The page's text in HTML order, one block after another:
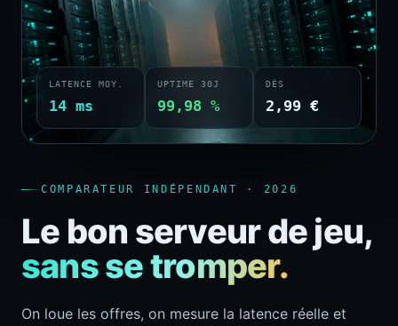
COMPARATEUR INDÉPENDANT · 2026
Le bon serveur de jeu,
sans se tromper.
On loue les offres, on mesure la latence réelle et
LATENCE MOY.
14 ms
UPTIME 30J
99,98 %
DÈS
2,99 €